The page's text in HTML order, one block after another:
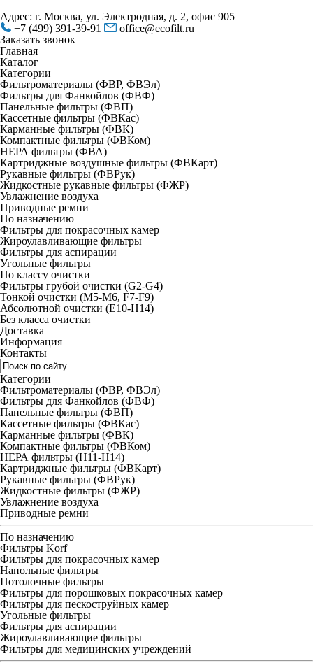
Адрес: г. Москва, ул. Электродная, д. 2, офис 905
+7 (499) 391-39-91
office@ecofilt.ru
Заказать звонок
Главная
Каталог
Категории
Фильтроматериалы (ФВР, ФВЭл)
Фильтры для Фанкойлов (ФВФ)
Панельные фильтры (ФВП)
Кассетные фильтры (ФВКас)
Карманные фильтры (ФВК)
Компактные фильтры (ФВКом)
НЕРА фильтры (ФВА)
Картриджные воздушные фильтры (ФВКарт)
Рукавные фильтры (ФВРук)
Жидкостные рукавные фильтры (ФЖР)
Увлажнение воздуха
Приводные ремни
По назначению
Фильтры для покрасочных камер
Жироулавливающие фильтры
Фильтры для аспирации
Угольные фильтры
По классу очистки
Фильтры грубой очистки (G2-G4)
Тонкой очистки (М5-М6, F7-F9)
Абсолютной очистки (Е10-H14)
Без класса очистки
Доставка
Информация
Контакты
Категории
Фильтроматериалы (ФВР, ФВЭл)
Фильтры для Фанкойлов (ФВФ)
Панельные фильтры (ФВП)
Кассетные фильтры (ФВКас)
Карманные фильтры (ФВК)
Компактные фильтры (ФВКом)
НЕРА фильтры (H11-H14)
Картриджные фильтры (ФВКарт)
Рукавные фильтры (ФВРук)
Жидкостные фильтры (ФЖР)
Увлажнение воздуха
Приводные ремни
По назначению
Фильтры Korf
Фильтры для покрасочных камер
Напольные фильтры
Потолочные фильтры
Фильтры для порошковых покрасочных камер
Фильтры для пескоструйных камер
Угольные фильтры
Фильтры для аспирации
Жироулавливающие фильтры
Фильтры для медицинских учреждений